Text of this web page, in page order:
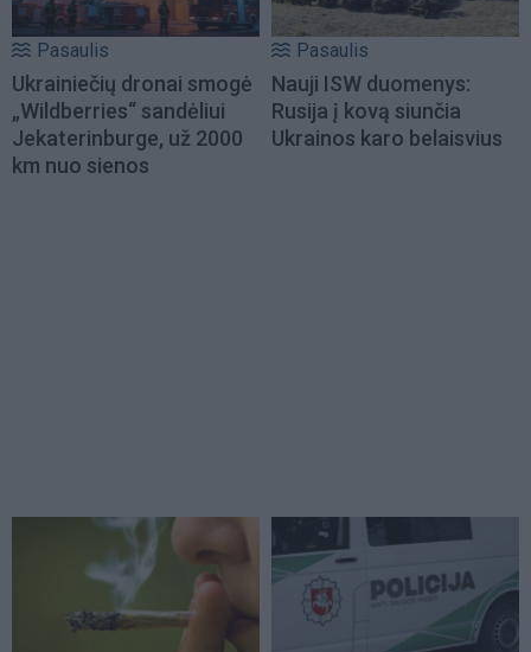
Pasaulis
Ukrainiečių dronai smogė
„Wildberries“ sandėliui
Jekaterinburge, už 2000
km nuo sienos
Pasaulis
Nauji ISW duomenys:
Rusija į kovą siunčia
Ukrainos karo belaisvius